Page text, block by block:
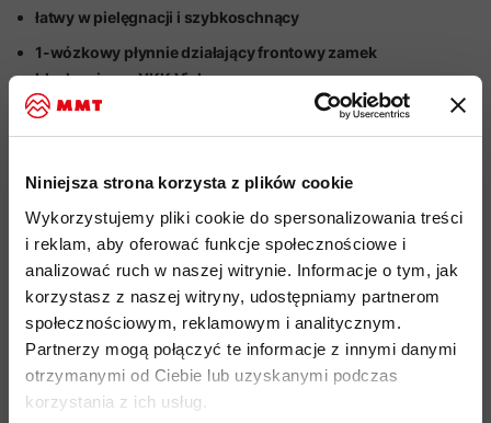
Niniejsza strona korzysta z plików cookie
Wykorzystujemy pliki cookie do spersonalizowania treści
i reklam, aby oferować funkcje społecznościowe i
analizować ruch w naszej witrynie. Informacje o tym, jak
korzystasz z naszej witryny, udostępniamy partnerom
społecznościowym, reklamowym i analitycznym.
Partnerzy mogą połączyć te informacje z innymi danymi
otrzymanymi od Ciebie lub uzyskanymi podczas
korzystania z ich usług.
łatwy w pielęgnacji i szybkoschnący
1-wózkowy płynnie działający frontowy zamek
błyskawiczny YKK Vislon
wysoki, szczelny kołnierz
wykonana z miękkiego materiału
1 kieszeń na piersi zapinana na zamek błyskawiczny,
wykonana z kontrastowego materiału
2 boczne kieszenie zapinane na zamek błyskawiczny YKK
przyjazność środowiskowa:materiały pochodzące z
recyklingu, certyfikat bluesign, Fair Wear
kod produktu: 1014-04380